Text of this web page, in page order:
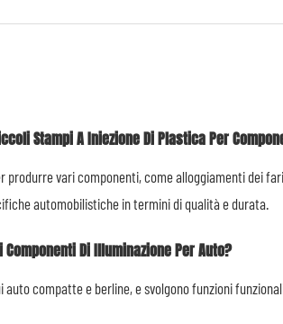
Stampi A Iniezione Di Plastica Per
vari componenti, come alloggiamenti dei
automobilistiche in termini di qualità e durata.
Di Illuminazione Per Auto?
compatte e berline, e svolgono funzioni